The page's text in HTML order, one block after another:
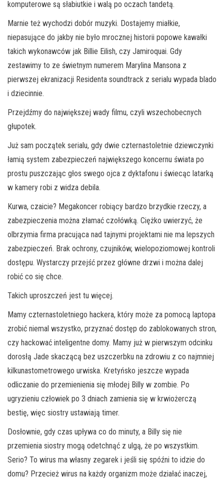
komputerowe są słabiutkie i walą po oczach tandetą.
Marnie też wychodzi dobór muzyki. Dostajemy miałkie,
niepasujące do jakby nie było mrocznej historii popowe kawałki
takich wykonawców jak Billie Eilish, czy Jamiroquai. Gdy
zestawimy to ze świetnym numerem Marylina Mansona z
pierwszej ekranizacji Residenta soundtrack z serialu wypada blado
i dziecinnie.
Przejdźmy do największej wady filmu, czyli wszechobecnych
głupotek.
Już sam początek serialu, gdy dwie czternastoletnie dziewczynki
łamią system zabezpieczeń największego koncernu świata po
prostu puszczając głos swego ojca z dyktafonu i świecąc latarką
w kamery robi z widza debila.
Kurwa, czaicie? Megakoncer robiący bardzo brzydkie rzeczy, a
zabezpieczenia można złamać czołówką. Ciężko uwierzyć, że
olbrzymia firma pracująca nad tajnymi projektami nie ma lepszych
zabezpieczeń. Brak ochrony, czujników, wielopoziomowej kontroli
dostępu. Wystarczy przejść przez główne drzwi i można dalej
robić co się chce.
Takich uproszczeń jest tu więcej.
Mamy czternastoletniego hackera, który może za pomocą laptopa
zrobić niemal wszystko, przyznać dostęp do zablokowanych stron,
czy hackować inteligentne domy. Mamy już w pierwszym odcinku
dorosłą Jade skaczącą bez uszczerbku na zdrowiu z co najmniej
kilkunastometrowego urwiska. Kretyńsko jeszcze wypada
odliczanie do przemienienia się młodej Billy w zombie. Po
ugryzieniu człowiek po 3 dniach zamienia się w krwiożerczą
bestię, więc siostry ustawiają timer.
Dosłownie, gdy czas upływa co do minuty, a Billy się nie
przemienia siostry mogą odetchnąć z ulgą, że po wszystkim.
Serio? To wirus ma własny zegarek i jeśli się spóźni to idzie do
domu? Przecież wirus na każdy organizm może działać inaczej,